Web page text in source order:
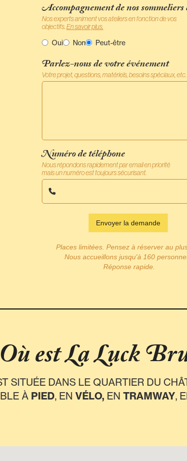
Accompagnement de nos
Nos experts animent vos ateliers en fonction de vos
objectifs.En savoir plus.
Oui Non Peut-être
Parlez-nous de votre événement
Votre projet, questions, matériels, besoins spéciaux, etc.
Numéro de téléphone
Nous répondons rapidement par email en priorité
mais un numéro est toujours sécurisant.

Places limitées. Pensez à réserver au
Nous accueillons jusqu'à 160
Réponse rapide.
Où est La Luck
SITUÉE DANS LE QUARTIER DU
À PIED, EN VÉLO,EN TRAMWAY,